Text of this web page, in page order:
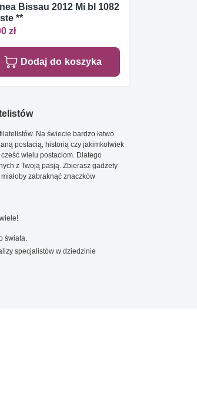
Bissau 2012 Mi bl 1082
**
zł
Dodaj do koszyka
Na świecie bardzo łatwo
postacią, historią czy jakimkolwiek
wielu postaciom. Dlatego
z Twoją pasją. Zbierasz gadżety
zabraknąć znaczków
świata.
specjalistów w dziedzinie